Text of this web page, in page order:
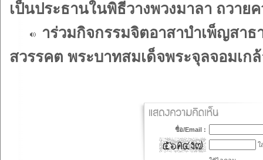
เป็นประธานในพิธีวางพวงมาลา ถวาย
าร่วมกิจกรรมจิตอาสาบำเพ็ญสา
สวรรคต พระบาทสมเด็จพระจุลจอมเ
ชื่อ/Email :
ใ